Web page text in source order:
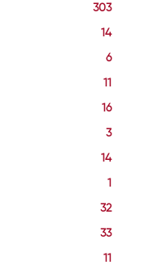
303
14
6
11
16
3
14
1
32
33
11